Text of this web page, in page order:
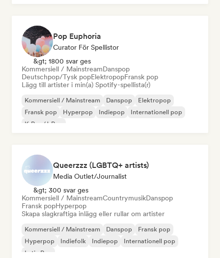
Pop Euphoria
Curator För Spellistor
&gt; 1800 svar ges
Kommersiell / MainstreamDanspop
Deutschpop/Tysk popElektropopFransk pop
Lägg till artister i min(a) Spotify-spellista(r)
Kommersiell / Mainstream Danspop
Elektropop
Fransk pop
Hyperpop Indiepop
Internationell pop
K-Pop/J-Pop
Queerzzz (LGBTQ+ artists)
Media Outlet/Journalist
&gt; 300 svar ges
Kommersiell / MainstreamCountrymusikDanspop
Fransk popHyperpop
Skapa slagkraftiga inlägg eller rullar om artister
Kommersiell / Mainstream Danspop
Fransk pop
Hyperpop
Indiefolk Indiepop
Internationell pop
Latin Pop